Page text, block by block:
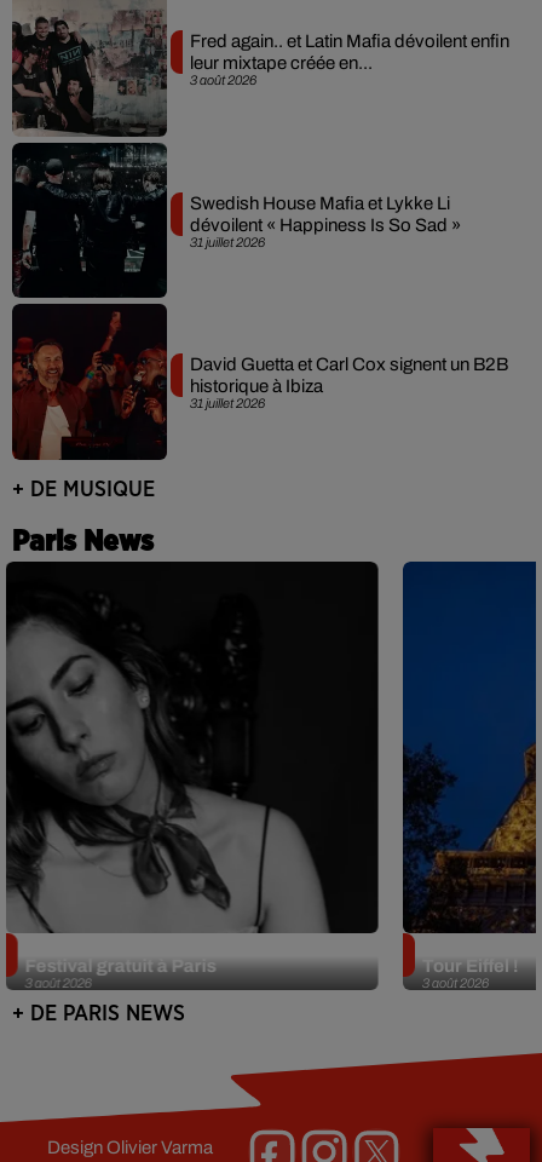
3 août 2026
Fred again.. et Latin Mafia dévoilent enfin
leur mixtape créée en...
31 juillet 2026
Swedish House Mafia et Lykke Li
dévoilent « Happiness Is So Sad »
31 juillet 2026
David Guetta et Carl Cox signent un B2B
historique à Ibiza
+ DE MUSIQUE
Paris News
3 août 2026
Festival gratuit à Paris
3 août 2026
Tour Eiffel !
+ DE PARIS NEWS
DesignOlivier Varma